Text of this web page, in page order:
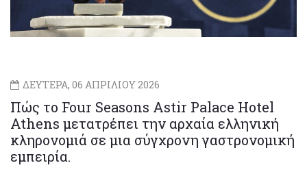
ΔΕΥΤΕΡΑ, 06 ΑΠΡΙΛΙΟΥ 2026
Πώς το Four Seasons Astir Palace Hotel
Athens μετατρέπει την αρχαία ελληνική
κληρονομιά σε μια σύγχρονη γαστρονομική
εμπειρία.